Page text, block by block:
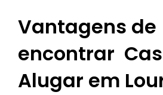
Vantagens de
encontrar
Alugar em